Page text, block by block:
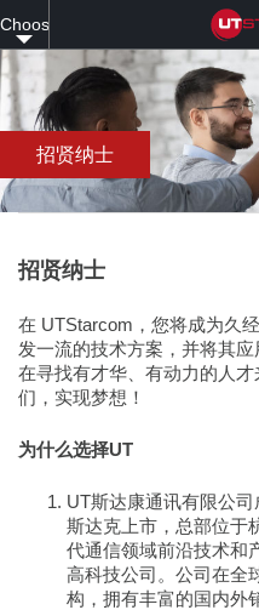
to
main
content
Choose
your
language
招贤纳士
招贤纳士
在 UTStarcom，您将成为久
发一流的技术方案，并将其
在寻找有才华、有动力的人
们，实现梦想！
为什么选择UT
UT斯达康通讯有限公
斯达克上市，总部位于
代通信领域前沿技术和
高科技公司。公司在全
构，拥有丰富的国内外